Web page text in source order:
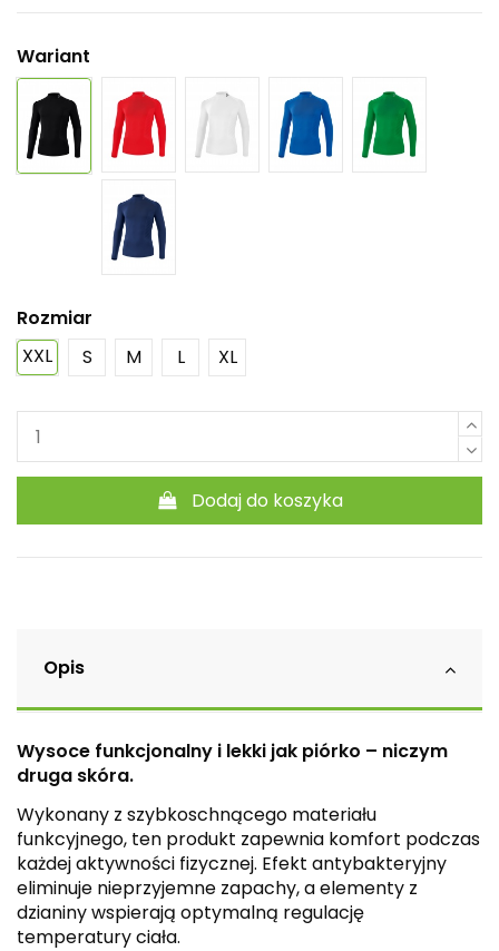
Wariant
Rozmiar
XXL
S M L XL
Dodaj do koszyka
Opis
Wysoce funkcjonalny i lekki jak piórko – niczym
druga skóra.
Wykonany z szybkoschnącego materiału
funkcyjnego, ten produkt zapewnia komfort podczas
każdej aktywności fizycznej. Efekt antybakteryjny
eliminuje nieprzyjemne zapachy, a elementy z
dzianiny wspierają optymalną regulację
temperatury ciała.